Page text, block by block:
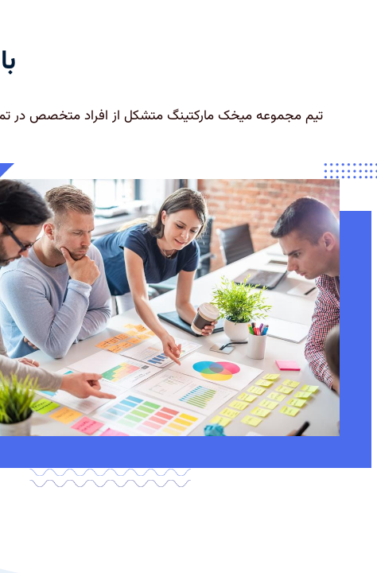
تيم مجموعه میخک مارکتینگ متشکل از افراد متخصص در